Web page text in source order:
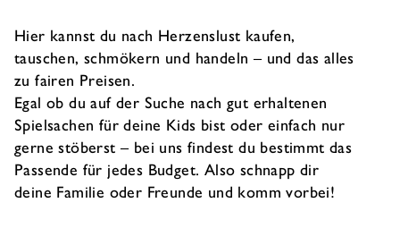
Hier kannst du nach Herzenslust kaufen,
tauschen, schmökern und handeln – und das alles
zu fairen Preisen.
Egal ob du auf der Suche nach gut erhaltenen
Spielsachen für deine Kids bist oder einfach nur
gerne stöberst – bei uns findest du bestimmt das
Passende für jedes Budget. Also schnapp dir
deine Familie oder Freunde und komm vorbei!